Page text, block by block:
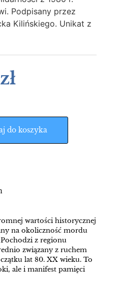
Podpisany przez
Kilińskiego. Unikat z
zł
do koszyka
wartości historycznej
na okoliczność mordu
z regionu
związany z ruchem
lat 80. XX wieku. To
ale i manifest pamięci